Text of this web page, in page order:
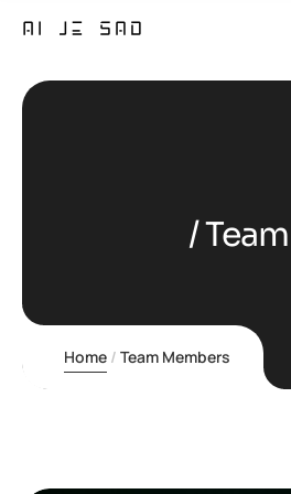
Team
Home Team Members